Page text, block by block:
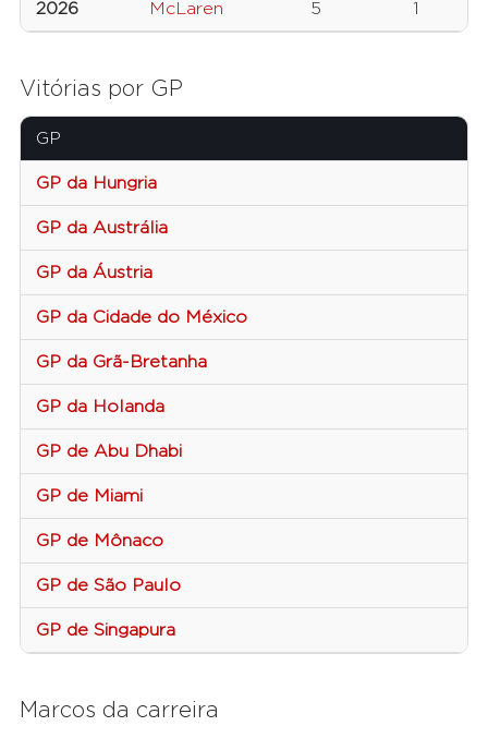
2026 McLaren 5 1
Vitórias por GP
GP
GP da Hungria
GP da Austrália
GP da Áustria
GP da Cidade do México
GP da Grã-Bretanha
GP da Holanda
GP de Abu Dhabi
GP de Miami
GP de Mônaco
GP de São Paulo
GP de Singapura
Marcos da carreira